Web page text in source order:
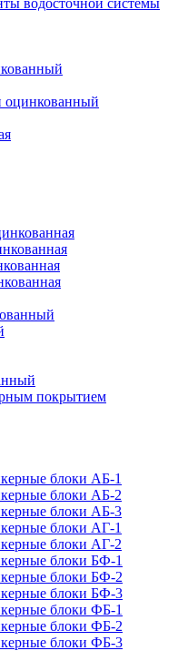
водосточной системы
оцинкованный
покрытием
блоки АБ-1
блоки АБ-2
блоки АБ-3
блоки АГ-1
блоки АГ-2
блоки БФ-1
блоки БФ-2
блоки БФ-3
блоки ФБ-1
блоки ФБ-2
блоки ФБ-3